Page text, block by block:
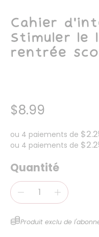
Cahier
Stimuler le
rentrée
$8.99
ou 4 paiements de
ou 4 paiements de
Quantité
Produit exclu de